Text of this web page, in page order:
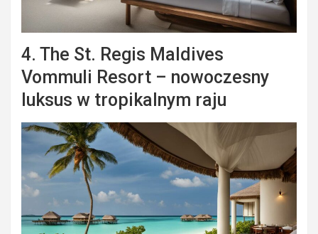
4. The St. Regis Maldives
Vommuli Resort – nowoczesny
luksus w tropikalnym raju